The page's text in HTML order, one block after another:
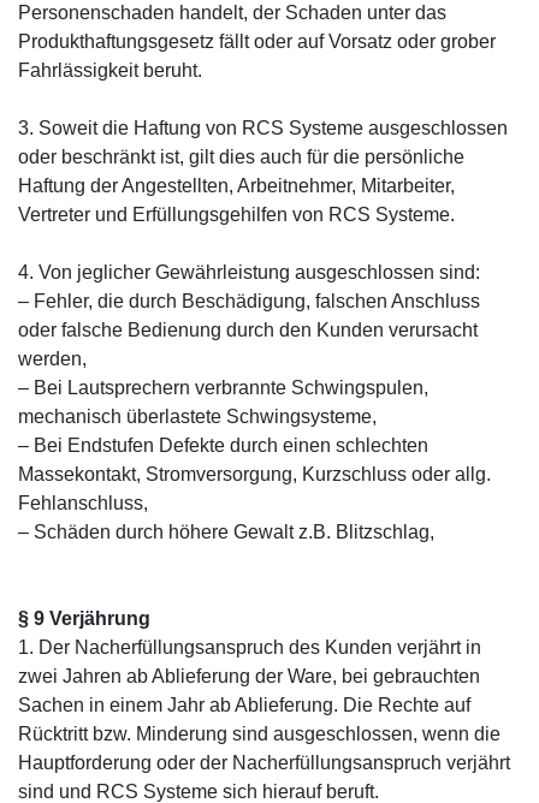
Personenschaden handelt, der Schaden unter das
Produkthaftungsgesetz fällt oder auf Vorsatz oder grober
Fahrlässigkeit beruht.
3. Soweit die Haftung von RCS Systeme ausgeschlossen
oder beschränkt ist, gilt dies auch für die persönliche
Haftung der Angestellten, Arbeitnehmer, Mitarbeiter,
Vertreter und Erfüllungsgehilfen von RCS Systeme.
4. Von jeglicher Gewährleistung ausgeschlossen sind:
– Fehler, die durch Beschädigung, falschen Anschluss
oder falsche Bedienung durch den Kunden verursacht
werden,
– Bei Lautsprechern verbrannte Schwingspulen,
mechanisch überlastete Schwingsysteme,
– Bei Endstufen Defekte durch einen schlechten
Massekontakt, Stromversorgung, Kurzschluss oder allg.
Fehlanschluss,
– Schäden durch höhere Gewalt z.B. Blitzschlag,
§ 9 Verjährung
1. Der Nacherfüllungsanspruch des Kunden verjährt in
zwei Jahren ab Ablieferung der Ware, bei gebrauchten
Sachen in einem Jahr ab Ablieferung. Die Rechte auf
Rücktritt bzw. Minderung sind ausgeschlossen, wenn die
Hauptforderung oder der Nacherfüllungsanspruch verjährt
sind und RCS Systeme sich hierauf beruft.